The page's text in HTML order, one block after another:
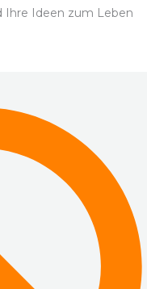
Ihre Ideen zum Leben